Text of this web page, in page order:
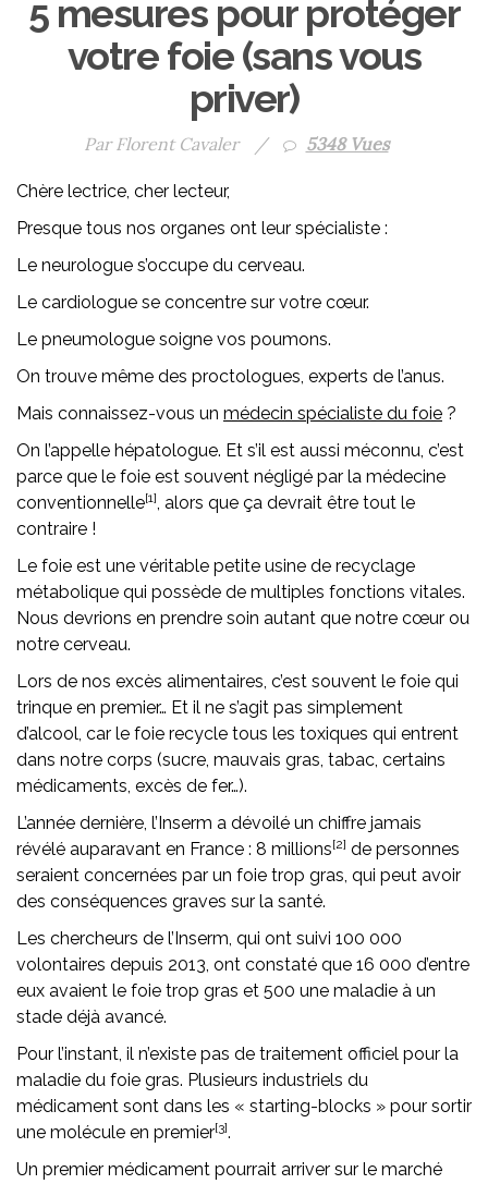
5 mesures pour protéger
votre foie (sans vous
priver)
Par Florent Cavaler / 5348 Vues
Chère lectrice, cher lecteur,
Presque tous nos organes ont leur spécialiste :
Le neurologue s’occupe du cerveau.
Le cardiologue se concentre sur votre cœur.
Le pneumologue soigne vos poumons.
On trouve même des proctologues, experts de l’anus.
Mais connaissez-vous un médecin spécialiste du foie ?
On l’appelle hépatologue. Et s’il est aussi méconnu, c’est
parce que le foie est souvent négligé par la médecine
conventionnelle[1], alors que ça devrait être tout le
contraire !
Le foie est une véritable petite usine de recyclage
métabolique qui possède de multiples fonctions vitales.
Nous devrions en prendre soin autant que notre cœur ou
notre cerveau.
Lors de nos excès alimentaires, c’est souvent le foie qui
trinque en premier… Et il ne s’agit pas simplement
d’alcool, car le foie recycle tous les toxiques qui entrent
dans notre corps (sucre, mauvais gras, tabac, certains
médicaments, excès de fer…).
L’année dernière, l’Inserm a dévoilé un chiffre jamais
révélé auparavant en France : 8 millions[2] de personnes
seraient concernées par un foie trop gras, qui peut avoir
des conséquences graves sur la santé.
Les chercheurs de l’Inserm, qui ont suivi 100 000
volontaires depuis 2013, ont constaté que 16 000 d’entre
eux avaient le foie trop gras et 500 une maladie à un
stade déjà avancé.
Pour l’instant, il n’existe pas de traitement officiel pour la
maladie du foie gras. Plusieurs industriels du
médicament sont dans les « starting-blocks » pour sortir
une molécule en premier[3].
Un premier médicament pourrait arriver sur le marché